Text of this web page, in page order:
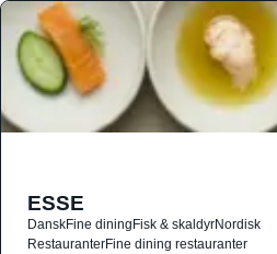
ESSE
DanskFine diningFisk & skaldyrNordisk
RestauranterFine dining restauranter